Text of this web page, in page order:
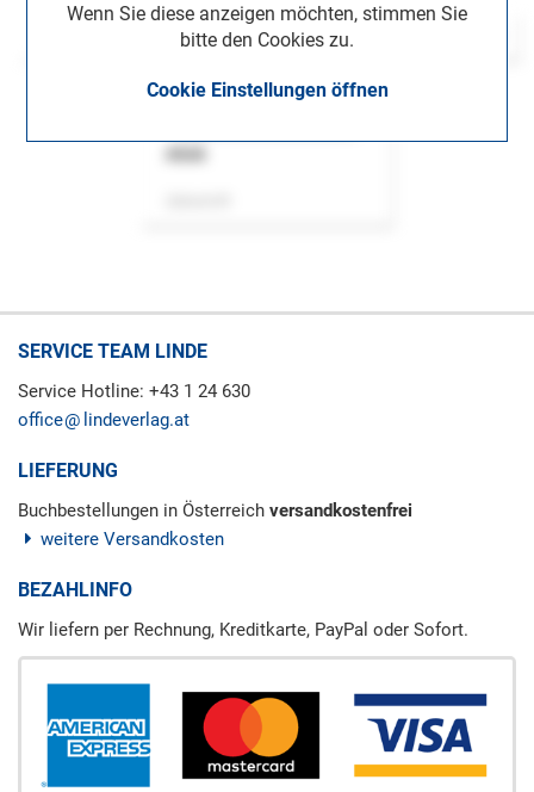
Wenn Sie diese anzeigen möchten, stimmen Sie
bitte den Cookies zu.
Cookie Einstellungen öffnen
SERVICE TEAM LINDE
Service Hotline: +43 1 24 630
office
lindeverlag.at
LIEFERUNG
Buchbestellungen in Österreich versandkostenfrei
weitere Versandkosten
BEZAHLINFO
Wir liefern per Rechnung, Kreditkarte, PayPal oder Sofort.